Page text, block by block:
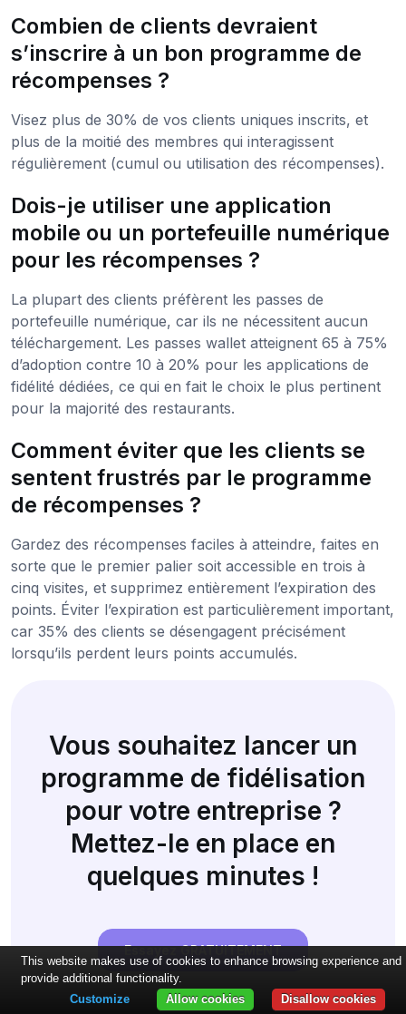
Combien de clients devraient
s’inscrire à un bon programme de
récompenses ?
Visez plus de 30% de vos clients uniques inscrits, et
plus de la moitié des membres qui interagissent
régulièrement (cumul ou utilisation des récompenses).
Dois-je utiliser une application
mobile ou un portefeuille numérique
pour les récompenses ?
La plupart des clients préfèrent les passes de
portefeuille numérique, car ils ne nécessitent aucun
téléchargement. Les passes wallet atteignent 65 à 75%
d’adoption contre 10 à 20% pour les applications de
fidélité dédiées, ce qui en fait le choix le plus pertinent
pour la majorité des restaurants.
Comment éviter que les clients se
sentent frustrés par le programme
de récompenses ?
Gardez des récompenses faciles à atteindre, faites en
sorte que le premier palier soit accessible en trois à
cinq visites, et supprimez entièrement l’expiration des
points. Éviter l’expiration est particulièrement important,
car 35% des clients se désengagent précisément
lorsqu’ils perdent leurs points accumulés.
Vous souhaitez lancer un
programme de fidélisation
pour votre entreprise ?
Mettez-le en place en
quelques minutes !
Essayez GRATUITEMENT
This website makes use of cookies to enhance browsing experience and
provide additional functionality.
Disallow cookies
Allow cookies
Customize